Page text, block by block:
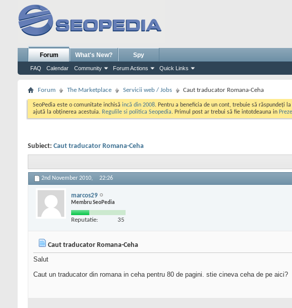
Forum
FAQ Calendar Community Forum Actions Quick Links
What's New? Spy
Forum The Marketplace Servicii web / Jobs Caut traducator Romana-Ceha
SeoPedia este o comunitate inchisă incă din 2008. Pentru a beneficia de un cont, trebuie să răspundeți
ajută la obținerea acestuia. Regulile si politica Seopedia. Primul post ar trebui să fie intotdeauna in
Subiect: Caut traducator Romana-Ceha
2nd November 2010, 22:26
marcos29
Membru SeoPedia
Reputatie: 35
Caut traducator Romana-Ceha
Salut
Caut un traducator din romana in ceha pentru 80 de pagini. stie cineva ceha de pe aici?